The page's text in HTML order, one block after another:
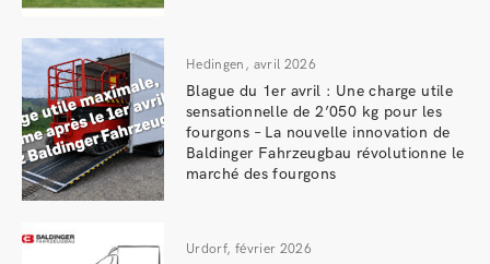
Hedingen, avril 2026
Blague du 1er avril : Une charge utile
sensationnelle de 2’050 kg pour les
fourgons – La nouvelle innovation de
Baldinger Fahrzeugbau révolutionne le
marché des fourgons
Urdorf, février 2026